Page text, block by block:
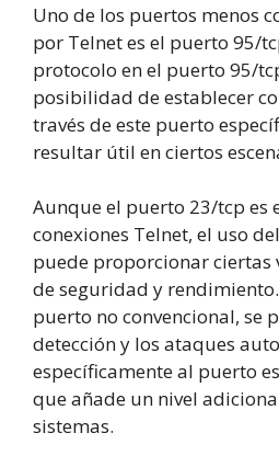
Uno de los puertos menos
por Telnet es el puerto 95/
protocolo en el puerto 95/
posibilidad de establecer
través de este puerto
resultar útil en ciertos
Aunque el puerto 23/tcp es
conexiones Telnet, el uso
puede proporcionar ciertas
de seguridad y
puerto no convencional, se
detección y los ataques
específicamente al puerto
que añade un nivel
sistemas.